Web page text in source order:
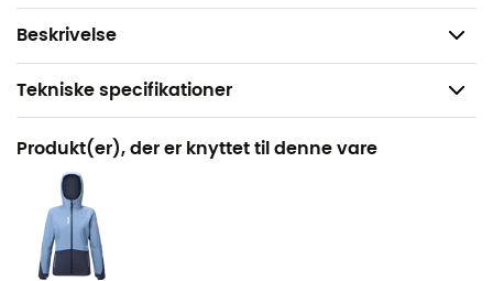
Beskrivelse
Kantbeskyttere
Tekniske specifikationer
Anbefales til
Dame
Produkt(er), der er knyttet til denne vare